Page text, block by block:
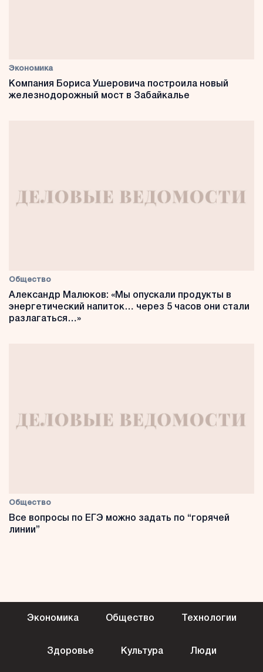
Экономика
Компания Бориса Ушеровича построила новый
железнодорожный мост в Забайкалье
Общество
Александр Малюков: «Мы опускали продукты в
энергетический напиток… через 5 часов они стали
разлагаться…»
Общество
Все вопросы по ЕГЭ можно задать по “горячей
линии”
Экономика Общество Технологии
Здоровье Культура Люди